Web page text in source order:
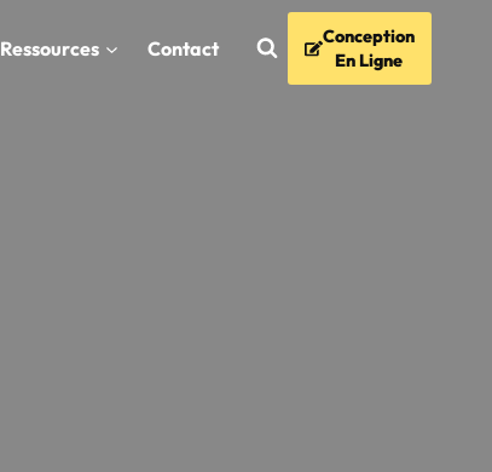
Ressources Contact
Conception
En Ligne